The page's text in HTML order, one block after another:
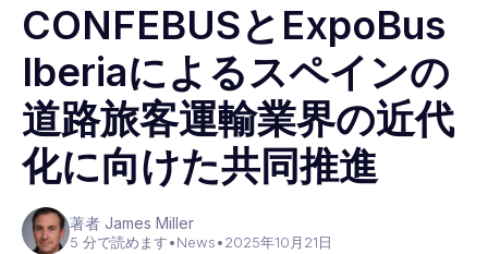
CONFEBUSとExpoBus
Iberiaによるスペインの
道路旅客運輸業界の近代
化に向けた共同推進
著者 James Miller
5 分で読めます•News•2025年10月21日